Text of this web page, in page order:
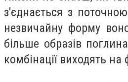
з'єднається з
незвичайну форму
більше образів
комбінації виходять на